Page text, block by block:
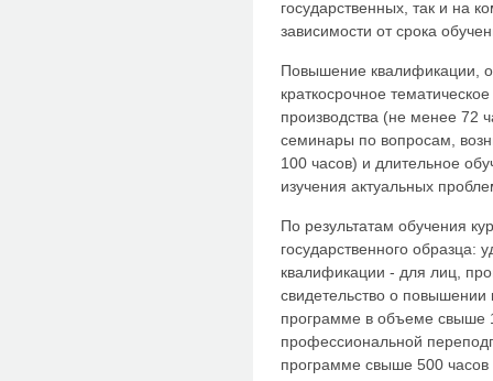
государственных, так и на
зависимости от срока
Повышение квалификации,
краткосрочное
производства (не менее 72
семинары по вопросам,
100 часов) и длительное
изучения актуальных
По результатам обучения
государственного образца:
квалификации - для лиц,
свидетельство о повышении
программе в объеме свыше
профессиональной
программе свыше 500 часов